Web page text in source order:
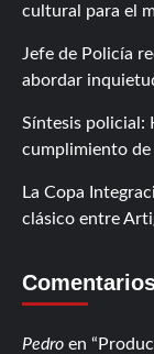
cultural para el
Jefe de Policía
abordar
Síntesis policial:
cumplimiento
La Copa
clásico entre
Pedro en